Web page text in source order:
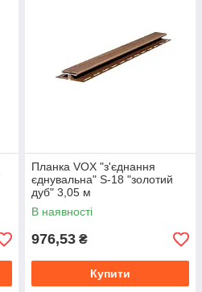
Планка VOX "з'єднання
єднувальна" S-18 "золотий
дуб" 3,05 м
В наявності
976,53 ₴
Купити